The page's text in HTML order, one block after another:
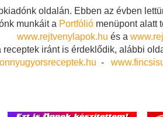
oldalán. Ebben az évben
munkáit a Portfóliómenüpont alatt
www.rejtvenylapok.hu és a
receptek iránt is érdeklődik, alábbi
-